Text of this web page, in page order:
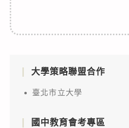
大學策略聯盟合作
臺北市立大學
國中教育會考專區